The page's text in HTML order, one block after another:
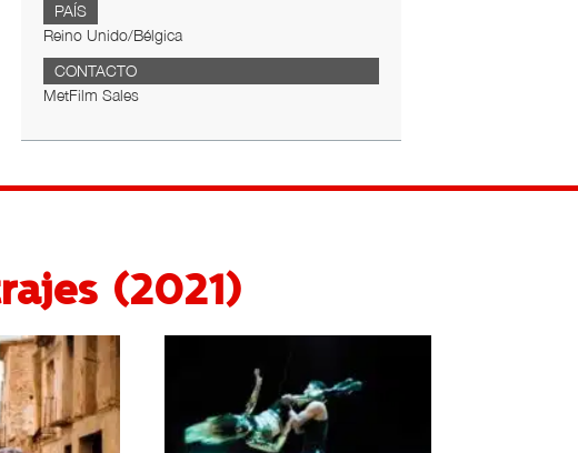
PAÍS
Reino Unido/Bélgica
CONTACTO
MetFilm Sales
(2021)